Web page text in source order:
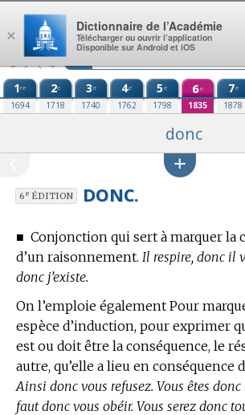
Aller au contenu
1re
1694
2e
1718
3e
1740
4e
1762
5e
1798
6e
1835
7e
1878
donc
6eÉDITION DONC.
■ Conjonction qui sert à marquer la
d’un raisonnement. Il respire, donc il
donc j’existe.
On l’emploie également Pour
espèce d’induction, pour exprimer
est ou doit être la conséquence, le
autre, qu’elle a lieu en conséquence
Ainsi donc vous refusez. Vous êtes
faut donc vous obéir. Vous serez donc
×
Dictionnaire de l’Académie
Télécharger ou ouvrir l’application
Disponible sur Android et iOS